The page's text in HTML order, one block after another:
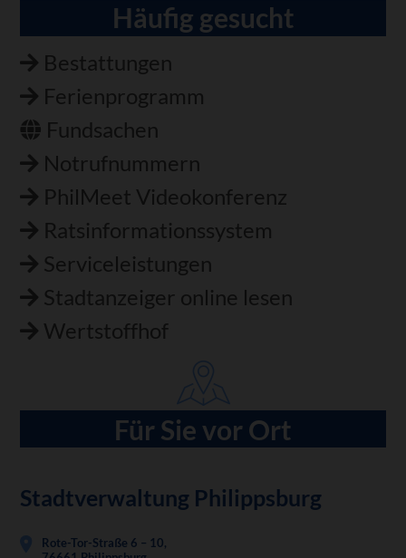
Häufig gesucht
Bestattungen
Ferienprogramm
Fundsachen
Notrufnummern
PhilMeet Videokonferenz
Ratsinformationssystem
Serviceleistungen
Stadtanzeiger online lesen
Wertstoffhof
Für Sie vor Ort
Stadtverwaltung Philippsburg
Rote-Tor-Straße 6 – 10,